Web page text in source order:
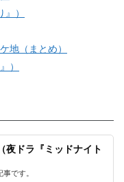
）
地（まとめ）
）
夜ドラ『ミッドナイト
です。